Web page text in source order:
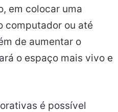
em colocar uma
computador ou até
de aumentar o
o espaço mais vivo e
é possível